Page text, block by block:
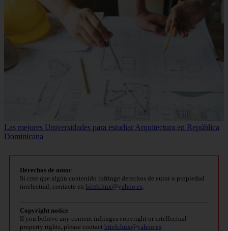
Las mejores Universidades para estudiar Arquitectura en República
Dominicana
Derechos de autor
Si cree que algún contenido infringe derechos de autor o propiedad
intelectual, contacte en bitelchux@yahoo.es
Copyright notice
If you believe any content infringes copyright or intellectual
property rights, please contact bitelchux@yahoo.es